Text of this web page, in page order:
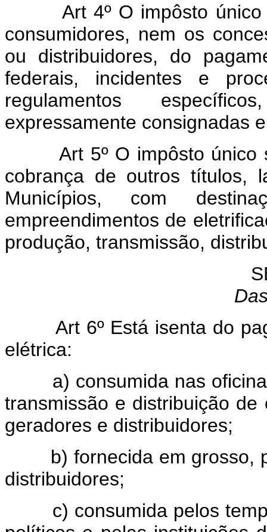
Art 4º O impôsto
consumidores, nem os
ou distribuidores, do
federais, incidentes e
regulamentos
expressamente consignadas
Art 5º O impôsto
cobrança de outros títulos,
Municípios, com
empreendimentos de
produção, transmissão,
Art 6º Está isenta do
elétrica:
a) consumida nas oficinas
transmissão e distribuição
geradores e distribuidores;
b) fornecida em grosso,
distribuidores;
c) consumida pelos